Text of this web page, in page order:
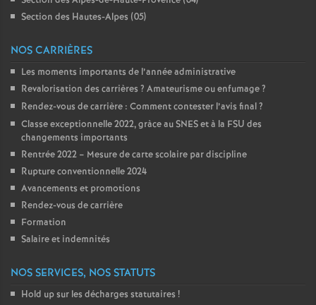
T
o
u
Section des Hautes-Alpes (05)
NOS CARRIÈRES
Les moments importants de l’année administrative
Revalorisation des carrières ? Amateurisme ou enfumage?
Rendez-vous de carrière : Comment contester l’avis final?
Classe exceptionnelle 2022, gràce au SNES et à la FSU des
changements importants
Rentrée 2022 – Mesure de carte scolaire par discipline
Rupture conventionnelle 2024
Avancements et promotions
Rendez-vous de carrière
Formation
Salaire et indemnités
NOS SERVICES, NOS STATUTS
Hold up sur les décharges statutaires !